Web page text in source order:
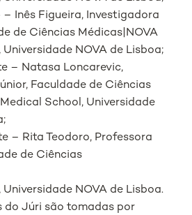
– Inês Figueira, Investigadora
de Ciências Médicas|NOVA
NOVA de Lisboa;
– Natasa Loncarevic,
Faculdade de Ciências
School, Universidade
– Rita Teodoro, Professora
de Ciências
NOVA de Lisboa.
do Júri são tomadas por